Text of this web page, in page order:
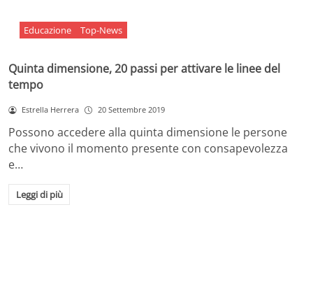
Educazione Top-News
Quinta dimensione, 20 passi per attivare le linee del
tempo
Estrella Herrera 20 Settembre 2019
Possono accedere alla quinta dimensione le persone
che vivono il momento presente con consapevolezza
e…
Leggi di più